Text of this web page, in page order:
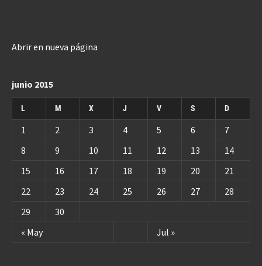
Abrir en nueva página
junio 2015
L M X J V S D
« May Jul »
1 2 3 4 5 6
7
8
9 10 11 12 13
14
15
16 17 18 19 20
21
22
23 24 25 26 27
28
29
30